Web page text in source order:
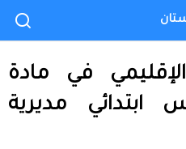
في مادة
ابتدائي مديرية